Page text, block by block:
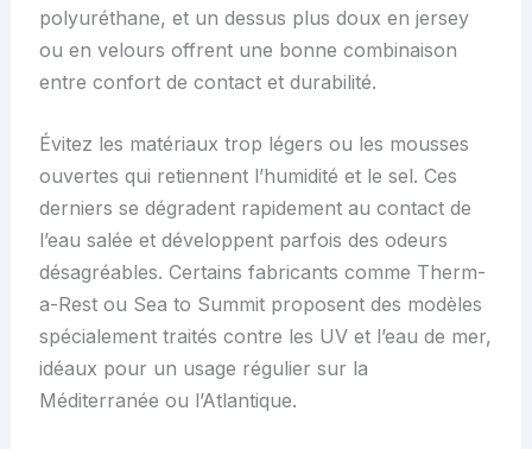
polyuréthane, et un dessus plus doux en jersey
ou en velours offrent une bonne combinaison
entre confort de contact et durabilité.
Évitez les matériaux trop légers ou les mousses
ouvertes qui retiennent l’humidité et le sel. Ces
derniers se dégradent rapidement au contact de
l’eau salée et développent parfois des odeurs
désagréables. Certains fabricants comme Therm-
a-Rest ou Sea to Summit proposent des modèles
spécialement traités contre les UV et l’eau de mer,
idéaux pour un usage régulier sur la
Méditerranée ou l’Atlantique.